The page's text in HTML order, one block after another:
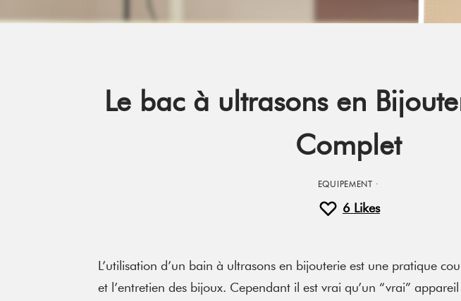
Le bac à ultrasons en
Complet
EQUIPEMENT ·
6 Likes
L’utilisation d’un bain à ultrasons en bijouterie est une pratique
et l’entretien des bijoux. Cependant il est vrai qu’un “vrai”